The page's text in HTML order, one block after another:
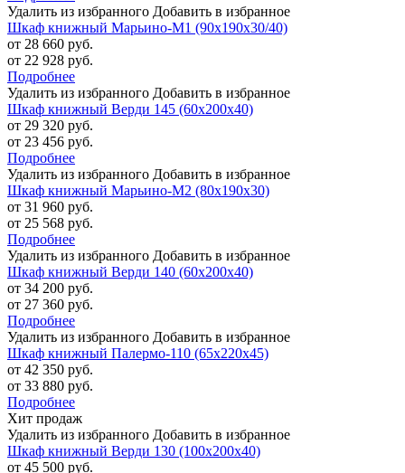
Удалить из избранного Добавить в избранное
Шкаф книжный Марьино-М1 (90х190х30/40)
от 28 660 руб.
от 22 928 руб.
Подробнее
Удалить из избранного Добавить в избранное
Шкаф книжный Верди 145 (60х200х40)
от 29 320 руб.
от 23 456 руб.
Подробнее
Удалить из избранного Добавить в избранное
Шкаф книжный Марьино-М2 (80х190х30)
от 31 960 руб.
от 25 568 руб.
Подробнее
Удалить из избранного Добавить в избранное
Шкаф книжный Верди 140 (60х200х40)
от 34 200 руб.
от 27 360 руб.
Подробнее
Удалить из избранного Добавить в избранное
Шкаф книжный Палермо-110 (65х220х45)
от 42 350 руб.
от 33 880 руб.
Подробнее
Хит продаж
Удалить из избранного Добавить в избранное
Шкаф книжный Верди 130 (100х200х40)
от 45 500 руб.